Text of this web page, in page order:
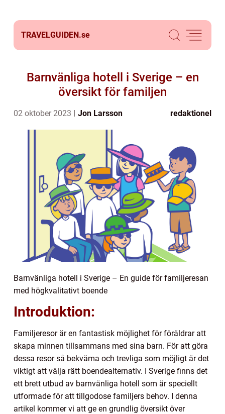
TRAVELGUIDEN.se
Barnvänliga hotell i Sverige – en
översikt för familjen
02 oktober 2023 Jon Larsson redaktionel
Barnvänliga hotell i Sverige – En guide för familjeresan
med högkvalitativt boende
Introduktion:
Familjeresor är en fantastisk möjlighet för föräldrar att
skapa minnen tillsammans med sina barn. För att göra
dessa resor så bekväma och trevliga som möjligt är det
viktigt att välja rätt boendealternativ. I Sverige finns det
ett brett utbud av barnvänliga hotell som är speciellt
utformade för att tillgodose familjers behov. I denna
artikel kommer vi att ge en grundlig översikt över